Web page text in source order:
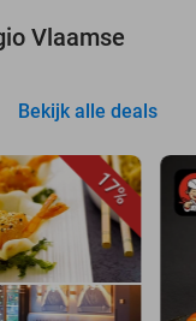
Vlaamse
Bekijk alle deals
17%